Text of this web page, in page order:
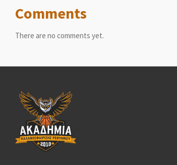
Comments
There are no comments yet.